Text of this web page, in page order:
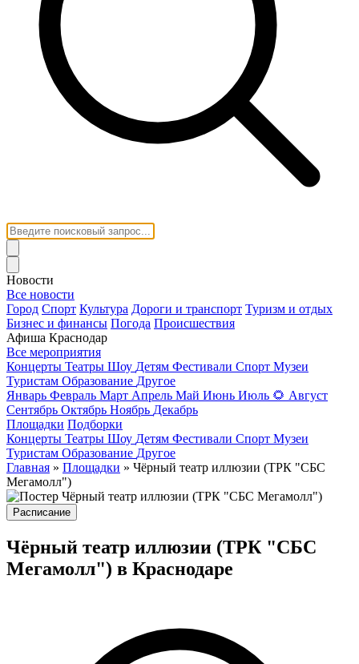
Новости
Все новости
Город Спорт Культура Дороги и транспорт Туризм и отдых
Бизнес и финансы Погода Происшествия
Афиша Краснодар
Все мероприятия
Концерты Театры Шоу Детям Фестивали Спорт Музеи
Туристам Образование Другое
Январь Февраль Март Апрель Май Июнь Июль 🌻 Август
Сентябрь Октябрь Ноябрь Декабрь
Площадки Подборки
Концерты Театры Шоу Детям Фестивали Спорт Музеи
Туристам Образование Другое
Главная » Площадки » Чёрный театр иллюзии (ТРК "СБС
Мегамолл")
Расписание
Чёрный театр иллюзии (ТРК "СБС
Мегамолл") в Краснодаре